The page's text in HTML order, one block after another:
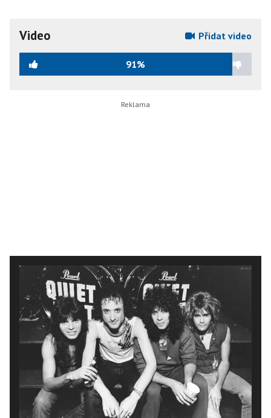
Video Přidat video
91%